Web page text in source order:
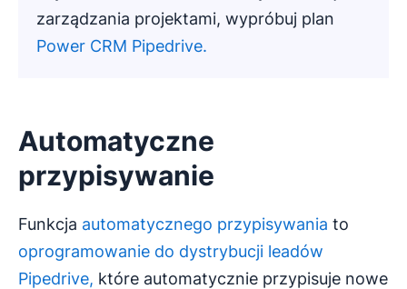
zarządzania projektami, wypróbuj plan
Power CRM Pipedrive.
Automatyczne
przypisywanie
Funkcja automatycznego przypisywania to
oprogramowanie do dystrybucji leadów
Pipedrive, które automatycznie przypisuje nowe